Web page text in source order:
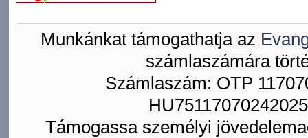
Munkánkat támogathatja az
számlaszámára
Számlaszám: OTP
Támogassa személyi